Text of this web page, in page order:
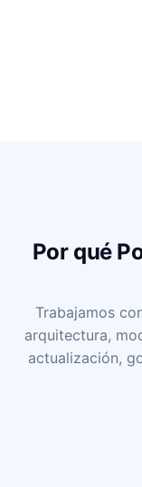
Por qué
Trabajamos
arquitectura,
actualización,